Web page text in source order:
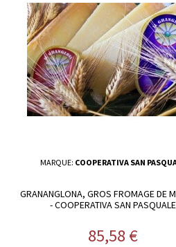
MARQUE: COOPERATIVA SAN
GRANANGLONA, GROS FROMAGE DE
- COOPERATIVA SAN PASQUALE
Prix
85,58 €